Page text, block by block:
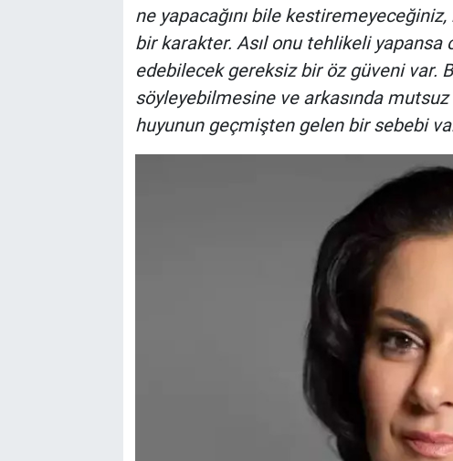
ne yapacağını bile
bir karakter. Asıl onu tehlikeli
edebilecek gereksiz bir öz güveni var.
söyleyebilmesine ve arkasında
huyunun geçmişten gelen bir sebebi